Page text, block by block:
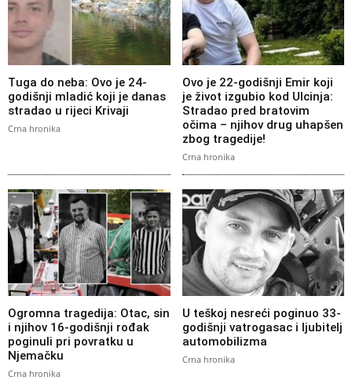
Tuga do neba: Ovo je 24-
godišnji mladić koji je danas
stradao u rijeci Krivaji
Crna hronika
Ovo je 22-godišnji Emir koji
je život izgubio kod Ulcinja:
Stradao pred bratovim
očima – njihov drug uhapšen
zbog tragedije!
Crna hronika
Ogromna tragedija: Otac, sin
i njihov 16-godišnji rođak
poginuli pri povratku u
Njemačku
Crna hronika
U teškoj nesreći poginuo 33-
godišnji vatrogasac i ljubitelj
automobilizma
Crna hronika